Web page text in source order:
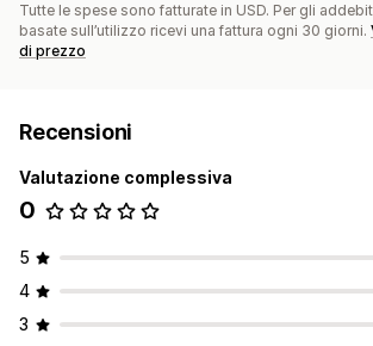
Tutte le spese sono fatturate in USD. Per gli
basate sull’utilizzo ricevi una fattura ogni 30 giorni.
di prezzo
Recensioni
Valutazione complessiva
0
5
4
3